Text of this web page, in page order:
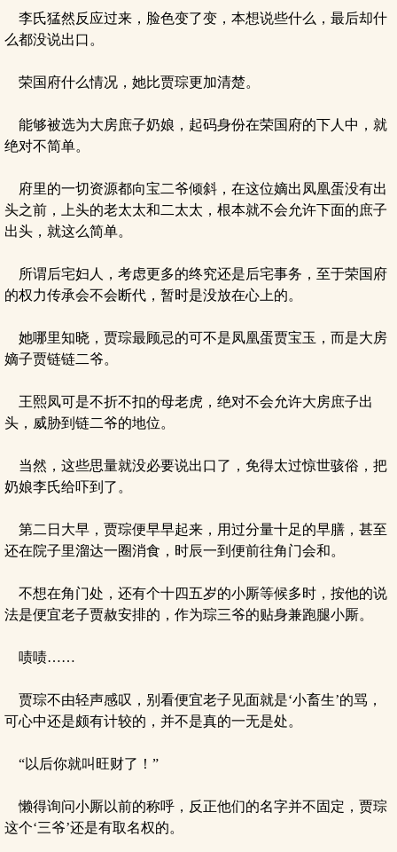
李氏猛然反应过来，脸色变了变，本想说些什么，最后却什
么都没说出口。
荣国府什么情况，她比贾琮更加清楚。
能够被选为大房庶子奶娘，起码身份在荣国府的下人中，就
绝对不简单。
府里的一切资源都向宝二爷倾斜，在这位嫡出凤凰蛋没有出
头之前，上头的老太太和二太太，根本就不会允许下面的庶子
出头，就这么简单。
所谓后宅妇人，考虑更多的终究还是后宅事务，至于荣国府
的权力传承会不会断代，暂时是没放在心上的。
她哪里知晓，贾琮最顾忌的可不是凤凰蛋贾宝玉，而是大房
嫡子贾链链二爷。
王熙凤可是不折不扣的母老虎，绝对不会允许大房庶子出
头，威胁到链二爷的地位。
当然，这些思量就没必要说出口了，免得太过惊世骇俗，把
奶娘李氏给吓到了。
第二日大早，贾琮便早早起来，用过分量十足的早膳，甚至
还在院子里溜达一圈消食，时辰一到便前往角门会和。
不想在角门处，还有个十四五岁的小厮等候多时，按他的说
法是便宜老子贾赦安排的，作为琮三爷的贴身兼跑腿小厮。
啧啧……
贾琮不由轻声感叹，别看便宜老子见面就是‘小畜生’的骂，
可心中还是颇有计较的，并不是真的一无是处。
“以后你就叫旺财了！”
懒得询问小厮以前的称呼，反正他们的名字并不固定，贾琮
这个‘三爷’还是有取名权的。